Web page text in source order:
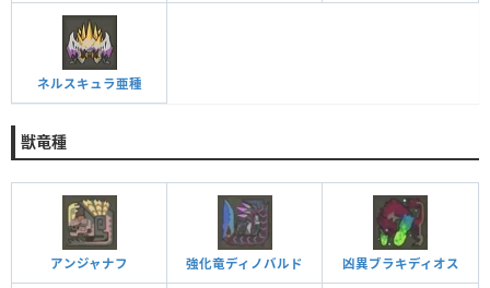
ネルスキュラ亜種
獣竜種
アンジャナフ 強化竜ディノバルド 凶異ブラキディオス